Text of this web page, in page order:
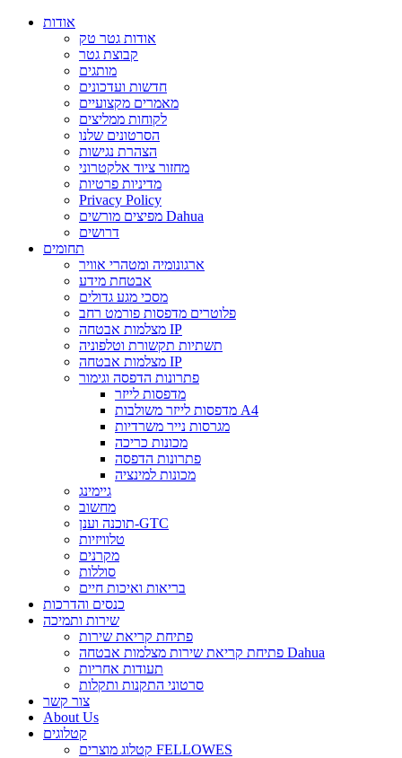
אודות
אודות גטר טק
קבוצת גטר
מותגים
חדשות ועדכונים
מאמרים מקצועיים
לקוחות ממליצים
הסרטונים שלנו
הצהרת נגישות
מחזור ציוד אלקטרוני
מדיניות פרטיות
Privacy Policy
מפיצים מורשים Dahua
דרושים
תחומים
ארגונומיה ומטהרי אוויר
אבטחת מידע
מסכי מגע גדולים
פלוטרים מדפסות פורמט רחב
מצלמות אבטחה IP
תשתיות תקשורת וטלפוניה
מצלמות אבטחה IP
פתרונות הדפסה וגימור
מדפסות לייזר
מדפסות לייזר משולבות A4
מגרסות נייר משרדיות
מכונות כריכה
פתרונות הדפסה
מכונות למינציה
גיימינג
מחשוב
תוכנה וענן-GTC
טלוויזיות
מקרנים
סוללות
בריאות ואיכות חיים
כנסים והדרכות
שירות ותמיכה
פתיחת קריאת שירות
פתיחת קריאת שירות מצלמות אבטחה Dahua
תעודות אחריות
סרטוני התקנות ותקלות
צור קשר
About Us
קטלוגים
קטלוג מוצרים FELLOWES